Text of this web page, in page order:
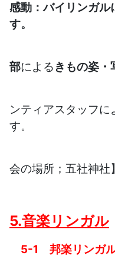
感動：バイリンガル
す。
（着付け
部による きもの
ハートリ
ンティアスタッフに
す。
【きもの
会の場所；五社神社】
5.音楽リンガル
5-1 邦楽リンガ